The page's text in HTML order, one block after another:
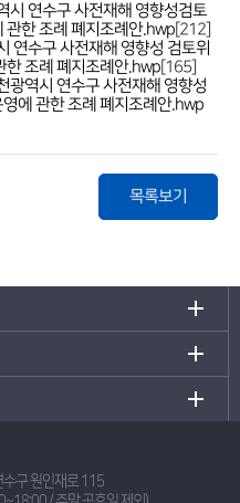
시 연수구 사전재해 영향성검토
관한 조례 폐지조례안.hwp[212]
연수구 사전재해 영향성 검토위
한 조례 폐지조례안.hwp[165]
광역시 연수구 사전재해 영향성
에 관한 조례 폐지조례안.hwp
목록보기
구 원인재로 115